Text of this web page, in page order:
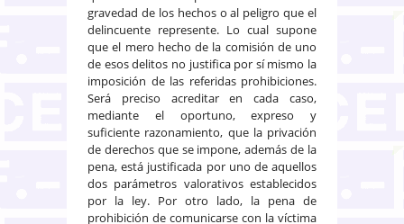
gravedad de los hechos o al peligro que el
delincuente represente. Lo cual supone
que el mero hecho de la comisión de uno
de esos delitos no justifica por sí mismo la
imposición de las referidas prohibiciones.
Será preciso acreditar en cada caso,
mediante el oportuno, expreso y
suficiente razonamiento, que la privación
de derechos que se impone, además de la
pena, está justificada por uno de aquellos
dos parámetros valorativos establecidos
por la ley. Por otro lado, la pena de
prohibición de comunicarse con la víctima